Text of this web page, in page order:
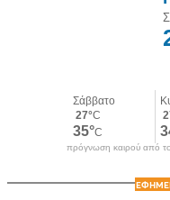
πρόγνωση καιρού από